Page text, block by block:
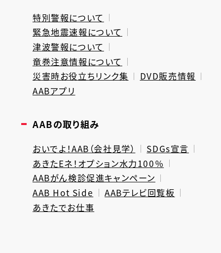
特別警報について
緊急地震速報について
津波警報について
竜巻注意情報について
災害時お役立ちリンク集
DVD販売情報
AABアプリ
AABの取り組み
おいでよ！AAB（会社見学）
SDGs宣言
あきたEネ！オプション水力100％
AABがん検診促進キャンペーン
AAB Hot Side
AABテレビ回覧板
あきたでお仕事